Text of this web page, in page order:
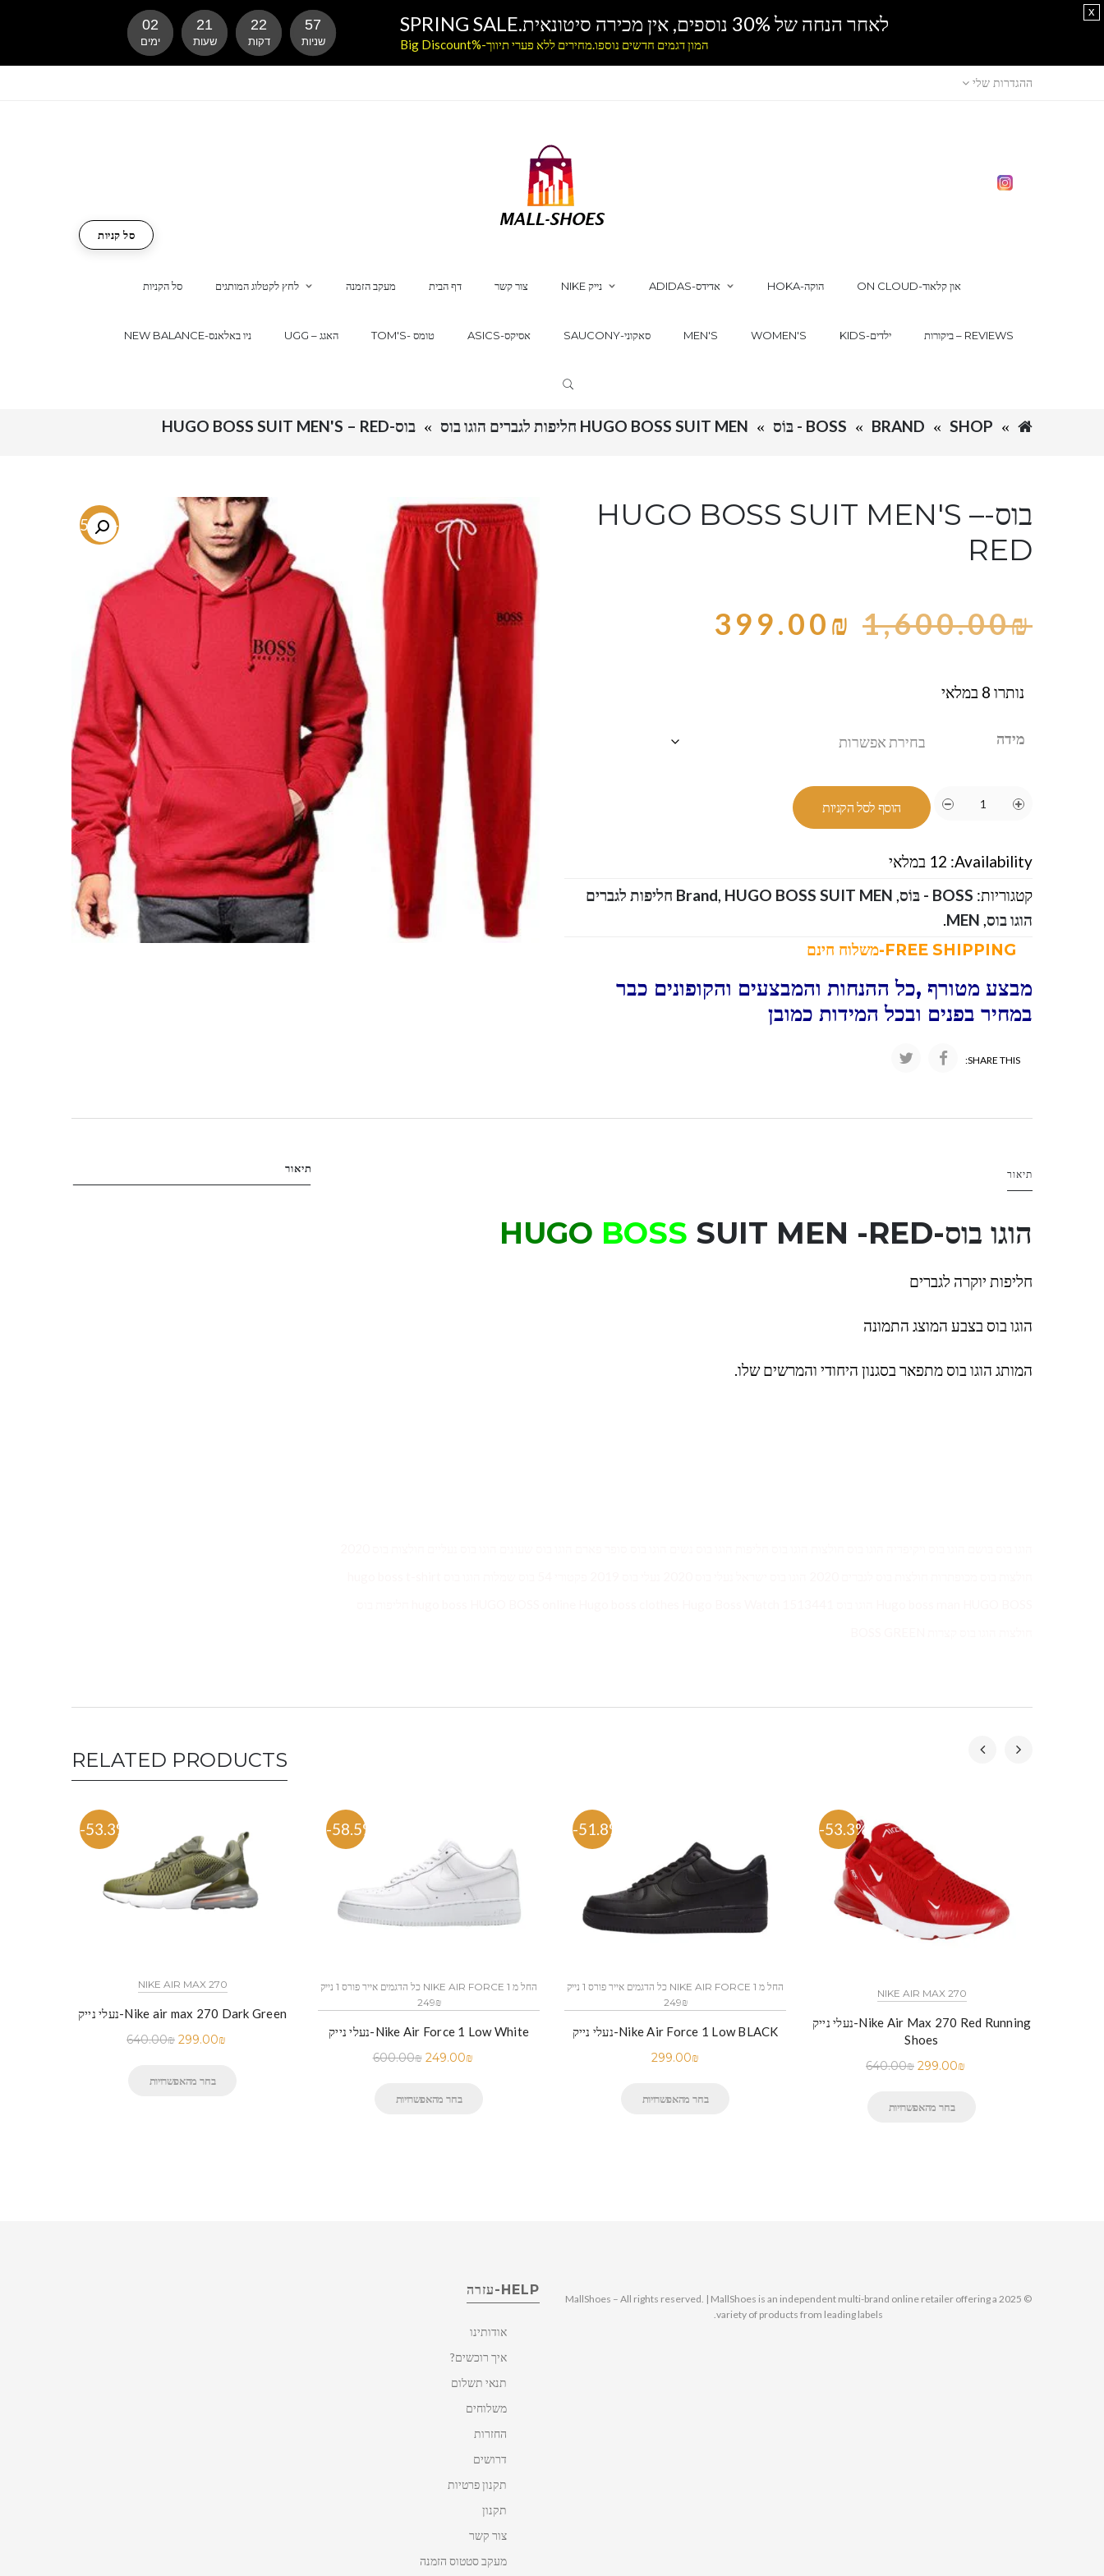
ההגדרות שלי
סל הקניות לחץ לקטלוג המותגים מעקב הזמנה דף הבית צור קשר NIKE נייק ADIDAS-אדידס HOKA-הוקה ON CLOUD-און קלאוד
NEW BALANCE-ניו באלאנס UGG – האגג TOM'S- טומס ASICS-אסיקס SAUCONY-סאקוני MEN'S WOMEN'S KIDS-ילדים ביקורות – REVIEWS
סל קניות
SHOP
BRAND BOSS - בּוֹס HUGO BOSS SUIT MEN חליפות לגברים הוגו בוס בוס-HUGO BOSS SUIT MEN'S – RED
-75.1%
בוס-HUGO BOSS SUIT MEN'S –
RED
1,600.00₪
399.00₪
נותרו 8 במלאי
מידה
הוסף לסל הקניות
Availability: 12 במלאי
קטגוריות: BOSS - בּוֹס ,
Brand,
HUGO BOSS SUIT MEN חליפות לגברים
הוגו בוס,
MEN
.
מבצע מטורף ,כל ההנחות והמבצעים והקופונים כבר
במחיר בפנים ובכל המידות כמובן
SHARE THIS:
תיאור תיאור
הוגו בוס- HUGO BOSS SUIT MEN -RED
חליפות יוקרה לגברים
הוגו בוס בצבע המוצג התמונה
המותג הוגו בוס מתפאר בסגנון היחודי והמרשים שלו.
RELATED PRODUCTS
-53.3%
NIKE AIR MAX 270
נעלי נייק-Nike air max 270 Dark Green
640.00₪ 299.00₪
בחר מהאפשרויות
-58.5%
כל הדגמים אייר פורס 1 נייק NIKE AIR FORCE 1 החל מ
249₪
נעלי נייק-Nike Air Force 1 Low White
600.00₪ 249.00₪
בחר מהאפשרויות
-51.8%
כל הדגמים אייר פורס 1 נייק NIKE AIR FORCE 1 החל מ
249₪
נעלי נייק-Nike Air Force 1 Low BLACK
299.00₪
בחר מהאפשרויות
-53.3%
NIKE AIR MAX 270
נעלי נייק-Nike Air Max 270 Red Running
Shoes
640.00₪ 299.00₪
בחר מהאפשרויות
HELP-עזרה
אודותינו
איך רוכשים?
תנאי תשלום
משלוחים
החזרות
דרושים
תקנון פרטיות
תקנון
צור קשר
מעקב סטטוס הזמנה
© 2025 MallShoes – All rights reserved. | MallShoes is an independent multi-brand online retailer offering a
variety of products from leading labels.
לאחר הנחה של 30% נוספים, אין מכירה סיטונאית.SPRING SALE
המון דגמים חדשים נוספו.מחירים ללא פערי תיווך-%Big Discount
02
ימים
21
שעות
22
דקות
56
שניות
x